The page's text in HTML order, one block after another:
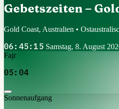
Gebetszeiten –
Gold Coast, Australien •
06:45:16 Samstag, 8. August
Fajr
05:04
Sonnenaufgang